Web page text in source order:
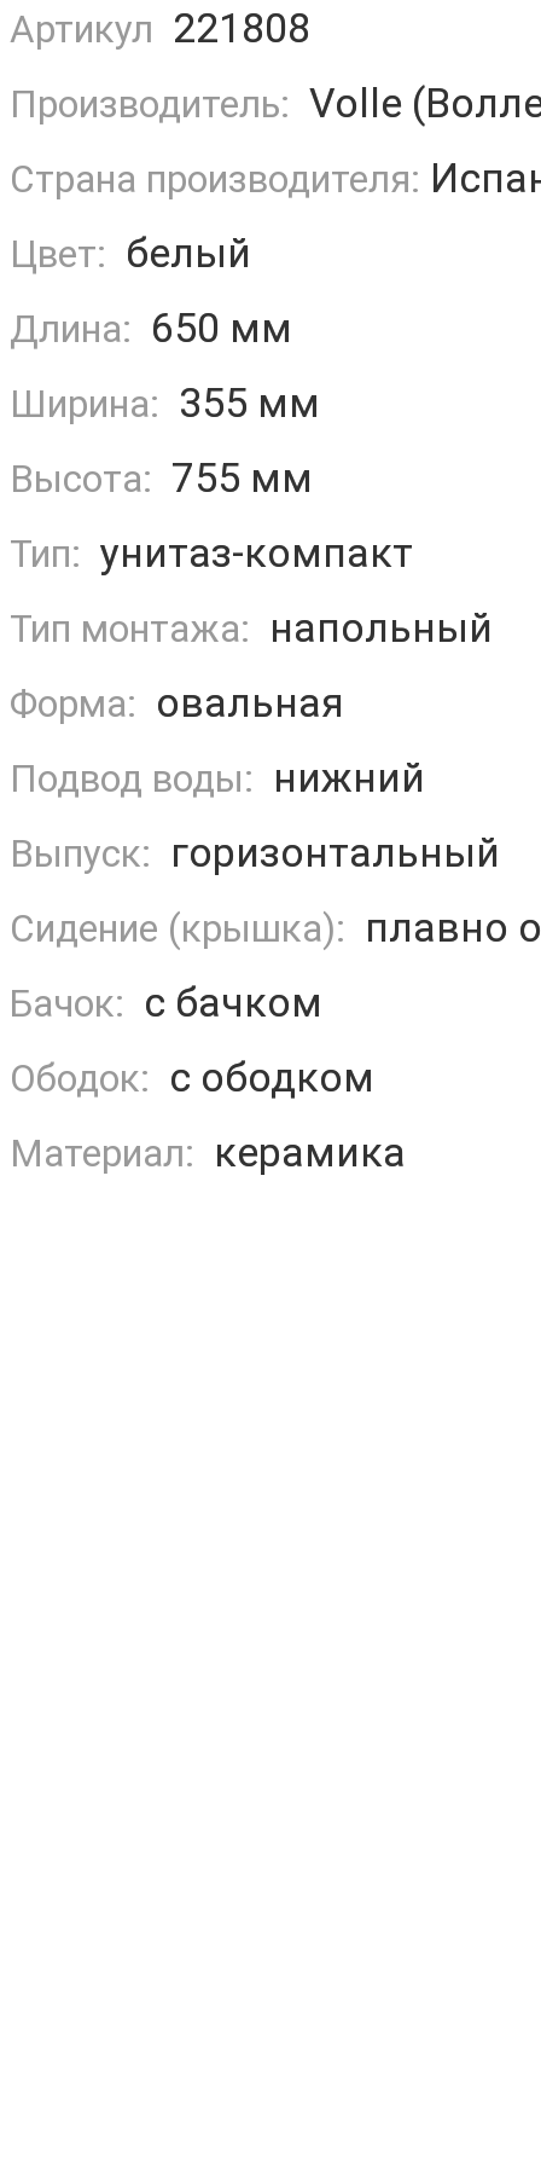
Артикул 221808
Производитель: Volle
Страна производителя:
Цвет: белый
Длина: 650 мм
Ширина: 355 мм
Высота: 755 мм
Тип: унитаз-компакт
Тип монтажа: напольный
Форма: овальная
Подвод воды: нижний
Выпуск: горизонтальный
Сидение (крышка): плавно
Бачок: с бачком
Ободок: с ободком
Материал: керамика